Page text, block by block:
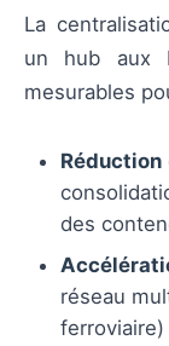
La
un hub aux
mesurables
Réduction
des
réseau